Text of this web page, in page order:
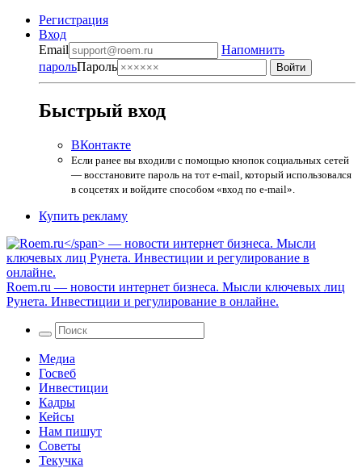
Регистрация
Вход
Email
Напомнить
парольПароль
Быстрый вход
ВКонтакте
Если ранее вы входили с помощью кнопок социальных сетей
— восстановите пароль на тот e-mail, который использовался
в соцсетях и войдите способом «вход по e-mail».
Купить рекламу
Roem.ru — новости интернет бизнеса. Мысли ключевых лиц
Рунета. Инвестиции и регулирование в онлайне.
Медиа
Госвеб
Инвестиции
Кадры
Кейсы
Нам пишут
Советы
Текучка